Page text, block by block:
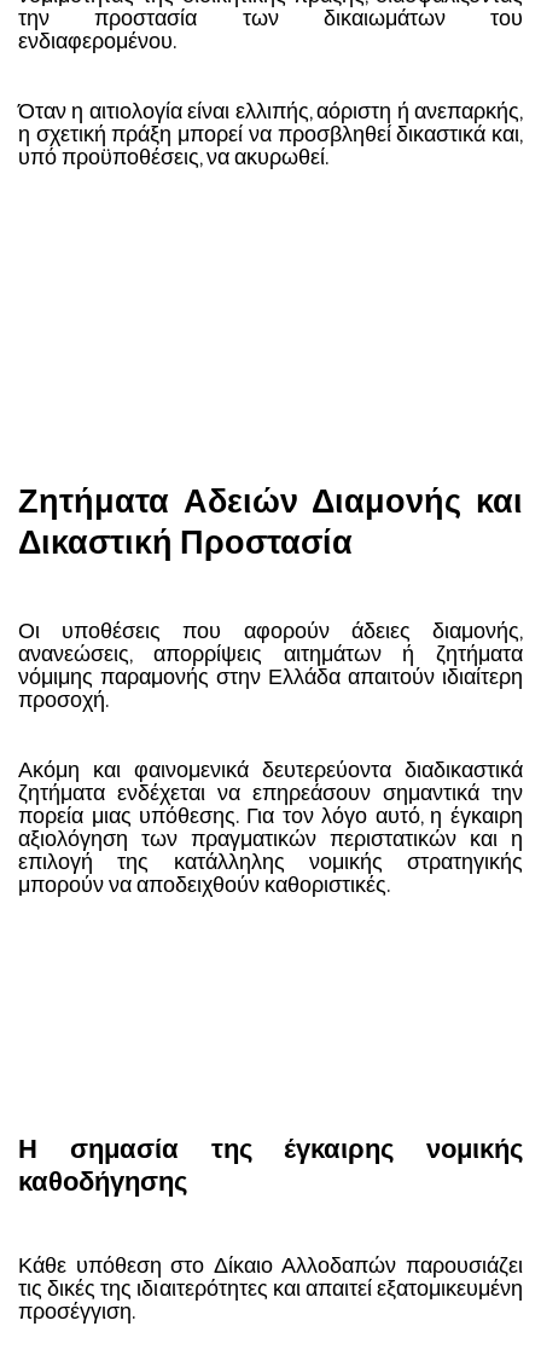
την προστασία των δικαιωμάτων του
ενδιαφερομένου.
Όταν η αιτιολογία είναι ελλιπής, αόριστη ή ανεπαρκής,
η σχετική πράξη μπορεί να προσβληθεί δικαστικά και,
υπό προϋποθέσεις, να ακυρωθεί.
Ζητήματα Αδειών Διαμονής και
Δικαστική Προστασία
Οι υποθέσεις που αφορούν άδειες διαμονής,
ανανεώσεις, απορρίψεις αιτημάτων ή ζητήματα
νόμιμης παραμονής στην Ελλάδα απαιτούν ιδιαίτερη
προσοχή.
Ακόμη και φαινομενικά δευτερεύοντα διαδικαστικά
ζητήματα ενδέχεται να επηρεάσουν σημαντικά την
πορεία μιας υπόθεσης. Για τον λόγο αυτό, η έγκαιρη
αξιολόγηση των πραγματικών περιστατικών και η
επιλογή της κατάλληλης νομικής στρατηγικής
μπορούν να αποδειχθούν καθοριστικές.
Η σημασία της έγκαιρης νομικής
καθοδήγησης
Κάθε υπόθεση στο Δίκαιο Αλλοδαπών παρουσιάζει
τις δικές της ιδιαιτερότητες και απαιτεί εξατομικευμένη
προσέγγιση.